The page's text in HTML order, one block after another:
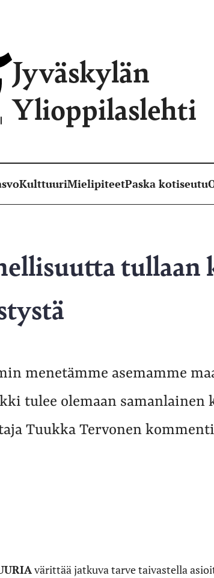
Jyväskylän
Ylioppilaslehti
KulttuuriMielipiteetPaska kotiseutu
tullaan
menetämme asemamme
tulee olemaan samanlainen
Tuukka Tervonen
värittää jatkuva tarve taivastella